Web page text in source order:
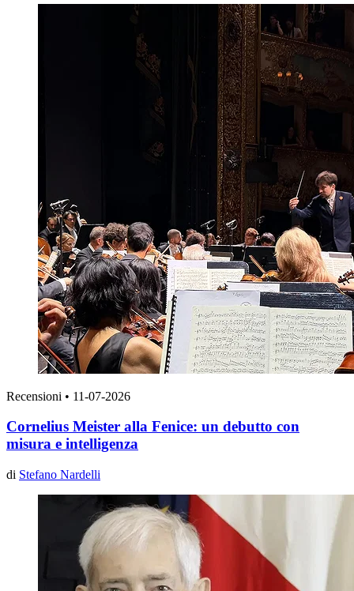
Recensioni • 11-07-2026
Cornelius Meister alla Fenice: un debutto con
misura e intelligenza
di Stefano Nardelli